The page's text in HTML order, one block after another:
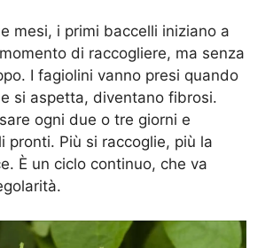
mesi, i primi baccelli iniziano a
di raccogliere, ma senza
I fagiolini vanno presi quando
si aspetta, diventano fibrosi.
ogni due o tre giorni e
pronti. Più si raccoglie, più la
È un ciclo continuo, che va